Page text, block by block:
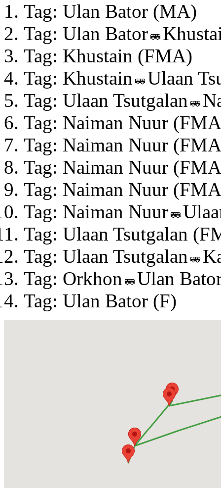
Tag: Ulan Bator (MA)
Tag: Ulan Bator
Tag: Khustain (FMA)
Tag: Khustain
Ulaan
Tag: Ulaan Tsutgalan
Tag: Naiman Nuur
Tag: Naiman Nuur
Tag: Naiman Nuur
Tag: Naiman Nuur
Tag: Naiman Nuur
Tag: Ulaan Tsutgalan
Tag: Ulaan Tsutgalan
Tag: Orkhon
Ulan
Tag: Ulan Bator (F)